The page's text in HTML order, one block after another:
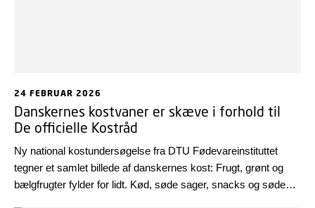
24 FEBRUAR 2026
Danskernes kostvaner er skæve i forhold til
De officielle Kostråd
Ny national kostundersøgelse fra DTU Fødevareinstituttet
tegner et samlet billede af danskernes kost: Frugt, grønt og
bælgfrugter fylder for lidt. Kød, søde sager, snacks og søde